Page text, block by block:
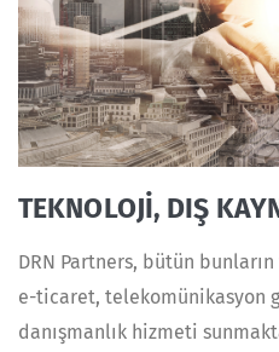
TEKNOLOJİ, DIŞ
DRN Partners, bütün
e-ticaret, telekomünikasyon
danışmanlık hizmeti